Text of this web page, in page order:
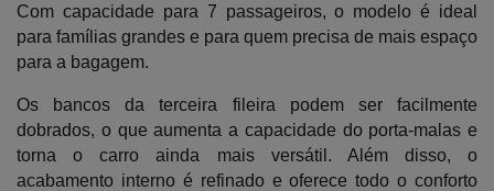
Com capacidade para 7 passageiros, o modelo é ideal
para famílias grandes e para quem precisa de mais espaço
para a bagagem.
Os bancos da terceira fileira podem ser facilmente
dobrados, o que aumenta a capacidade do porta-malas e
torna o carro ainda mais versátil. Além disso, o
acabamento interno é refinado e oferece todo o conforto